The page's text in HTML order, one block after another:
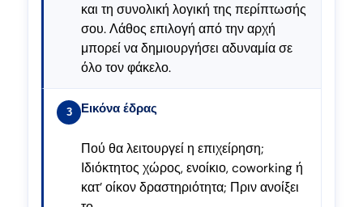
και τη συνολική λογική της περίπτωσής
σου. Λάθος επιλογή από την αρχή
μπορεί να δημιουργήσει αδυναμία σε
όλο τον φάκελο.
3 Εικόνα έδρας
Πού θα λειτουργεί η επιχείρηση;
Ιδιόκτητος χώρος, ενοίκιο, coworking ή
κατ’ οίκον δραστηριότητα; Πριν ανοίξει